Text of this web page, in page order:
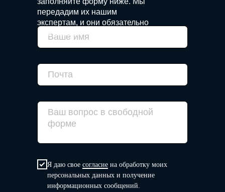
передадим их нашим
экспертам, и они обязательно
вам ответят.
Я даю свое согласие на обработку моих
персональных данных и получение
информационных сообщений.